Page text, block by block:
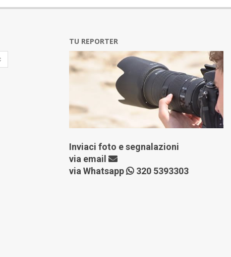
TU REPORTER
Inviaci foto e segnalazioni
via email
via Whatsapp
320 5393303